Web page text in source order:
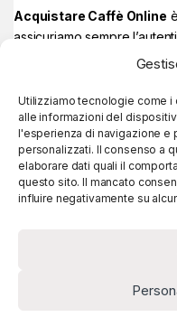
Utilizziamo tecnologie come
alle informazioni del
l'esperienza di navigazione e
personalizzati. Il consenso a
elaborare dati quali il
questo sito. Il mancato
influire negativamente su
Acquistare Caffè Online
assicuriamo sempre
prodotti, garantiti Made in
Sul nostro store online
quelli più amati e
consegna è sempre